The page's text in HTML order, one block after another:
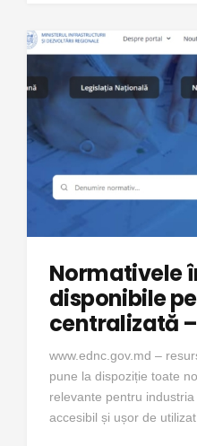
Normativele
disponibile
centralizată –
www.ednc.gov.md –
pune la dispoziție toate
relevante pentru
accesibil și ușor de